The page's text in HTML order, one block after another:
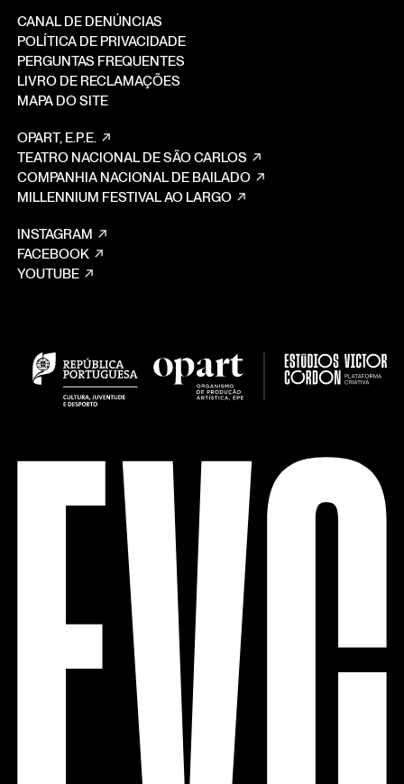
CANAL DE DENÚNCIAS
POLÍTICA DE PRIVACIDADE
PERGUNTAS FREQUENTES
LIVRO DE RECLAMAÇÕES
MAPA DO SITE
OPART, E.P.E.
TEATRO NACIONAL DE SÃO CARLOS
COMPANHIA NACIONAL DE BAILADO
MILLENNIUM FESTIVAL AO LARGO
INSTAGRAM
FACEBOOK
YOUTUBE